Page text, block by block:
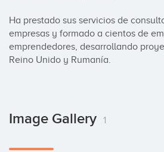
Ha prestado sus servicios de
empresas y formado a cientos de
emprendedores, desarrollando
Reino Unido y Rumanía.
Image Gallery 1